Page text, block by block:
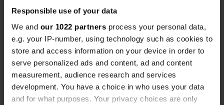
Responsible use of your data
We and our 1022 partners process your personal data,
e.g. your IP-number, using technology such as cookies to
store and access information on your device in order to
serve personalized ads and content, ad and content
measurement, audience research and services
development. You have a choice in who uses your data
and for what purposes. Your privacy choices are only
lecker, vielen Dank dafür!
Emplacement
Catadau, Espagne Copie
Code du site
170829 Copie